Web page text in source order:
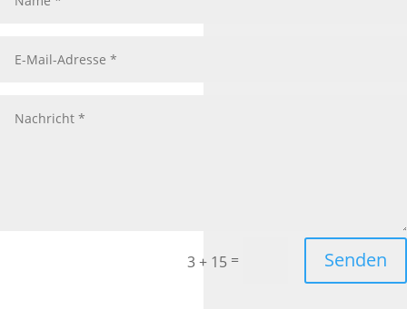
3 + 15 = Senden